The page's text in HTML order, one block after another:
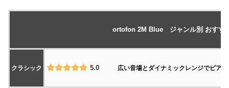
ortofon 2M Blue ジャンル別 おすす
クラシック 5.0 広い音場とダイナミックレンジでピアノ